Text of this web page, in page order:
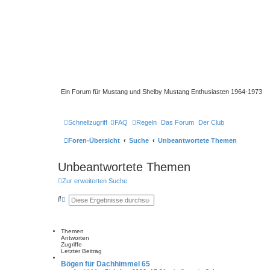
Ein Forum für Mustang und Shelby Mustang Enthusiasten 1964-1973
Schnellzugriff FAQ Regeln Das Forum Der Club
Foren-Übersicht Suche Unbeantwortete Themen
Unbeantwortete Themen
Zur erweiterten Suche
S E
t
e
r
t
e
Themen
Antworten
Zugriffe
Letzter Beitrag
Bögen für Dachhimmel 65